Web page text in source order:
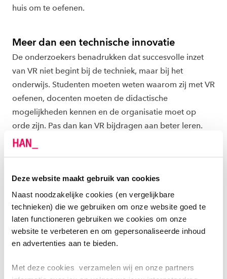
Deze website maakt gebruik van cookies
Naast noodzakelijke cookies (en vergelijkbare
technieken) die we gebruiken om onze website goed te
laten functioneren gebruiken we cookies om onze
website te verbeteren en om gepersonaliseerde inhoud
en advertenties aan te bieden.
Met deze cookies verzamelen wij en onze partners
huis om te oefenen.
Meer dan een technische innovatie
De onderzoekers benadrukken dat succesvolle inzet
van VR niet begint bij de techniek, maar bij het
onderwijs. Studenten moeten weten waarom zij met VR
oefenen, docenten moeten de didactische
mogelijkheden kennen en de organisatie moet op
orde zijn. Pas dan kan VR bijdragen aan beter leren.
Molder een vanzelfsprekend onderdeel van het
onderwijs. “Net als een digibord gebruik je het
wanneer het je les versterkt.” De opleiding onderzoekt
ondertussen nieuwe toepassingen, zoals gesprekken in
maakt de simulaties realistischer,” zegt Willeke. De